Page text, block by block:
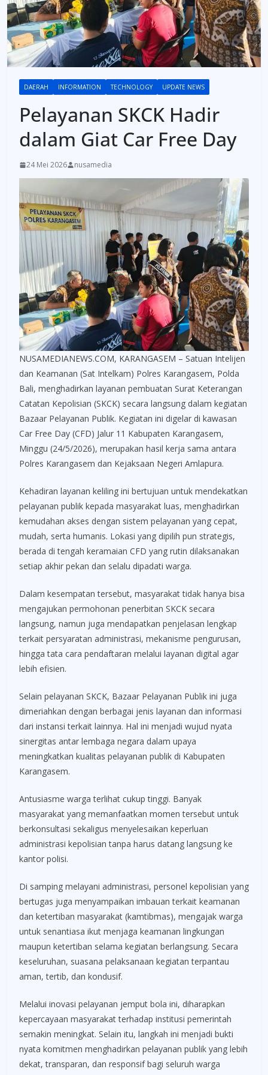
DAERAH INFORMATION TECHNOLOGY UPDATE NEWS
Pelayanan SKCK Hadir
dalam Giat Car Free Day
24 Mei 2026 nusamedia
NUSAMEDIANEWS.COM, KARANGASEM – Satuan Intelijen
dan Keamanan (Sat Intelkam) Polres Karangasem, Polda
Bali, menghadirkan layanan pembuatan Surat Keterangan
Catatan Kepolisian (SKCK) secara langsung dalam kegiatan
Bazaar Pelayanan Publik. Kegiatan ini digelar di kawasan
Car Free Day (CFD) Jalur 11 Kabupaten Karangasem,
Minggu (24/5/2026), merupakan hasil kerja sama antara
Polres Karangasem dan Kejaksaan Negeri Amlapura.
Kehadiran layanan keliling ini bertujuan untuk mendekatkan
pelayanan publik kepada masyarakat luas, menghadirkan
kemudahan akses dengan sistem pelayanan yang cepat,
mudah, serta humanis. Lokasi yang dipilih pun strategis,
berada di tengah keramaian CFD yang rutin dilaksanakan
setiap akhir pekan dan selalu dipadati warga.
Dalam kesempatan tersebut, masyarakat tidak hanya bisa
mengajukan permohonan penerbitan SKCK secara
langsung, namun juga mendapatkan penjelasan lengkap
terkait persyaratan administrasi, mekanisme pengurusan,
hingga tata cara pendaftaran melalui layanan digital agar
lebih efisien.
Selain pelayanan SKCK, Bazaar Pelayanan Publik ini juga
dimeriahkan dengan berbagai jenis layanan dan informasi
dari instansi terkait lainnya. Hal ini menjadi wujud nyata
sinergitas antar lembaga negara dalam upaya
meningkatkan kualitas pelayanan publik di Kabupaten
Karangasem.
Antusiasme warga terlihat cukup tinggi. Banyak
masyarakat yang memanfaatkan momen tersebut untuk
berkonsultasi sekaligus menyelesaikan keperluan
administrasi kepolisian tanpa harus datang langsung ke
kantor polisi.
Di samping melayani administrasi, personel kepolisian yang
bertugas juga menyampaikan imbauan terkait keamanan
dan ketertiban masyarakat (kamtibmas), mengajak warga
untuk senantiasa ikut menjaga keamanan lingkungan
maupun ketertiban selama kegiatan berlangsung. Secara
keseluruhan, suasana pelaksanaan kegiatan terpantau
aman, tertib, dan kondusif.
Melalui inovasi pelayanan jemput bola ini, diharapkan
kepercayaan masyarakat terhadap institusi pemerintah
semakin meningkat. Selain itu, langkah ini menjadi bukti
nyata komitmen menghadirkan pelayanan publik yang lebih
dekat, transparan, dan responsif bagi seluruh warga